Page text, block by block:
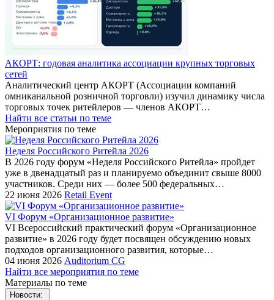
АКОРТ: годовая аналитика ассоциации крупных торговых
сетей
Аналитический центр АКОРТ (Ассоциации компаний
омниканальной розничной торговли) изучил динамику числа
торговых точек ритейлеров — членов АКОРТ…
Найти все статьи по теме
Мероприятия по теме
Неделя Российского Ритейла 2026
В 2026 году форум «Неделя Российского Ритейла» пройдет
уже в двенадцатый раз и планируемо объединит свыше 8000
участников. Среди них — более 500 федеральных…
22 июня 2026 Retail Event
VI Форум «Организационное развитие»
VI Всероссийский практический форум «Организационное
развитие» в 2026 году будет посвящен обсуждению новых
подходов организационного развития, которые…
04 июня 2026 Auditorium CG
Найти все мероприятия по теме
Материалы по теме
Новости: